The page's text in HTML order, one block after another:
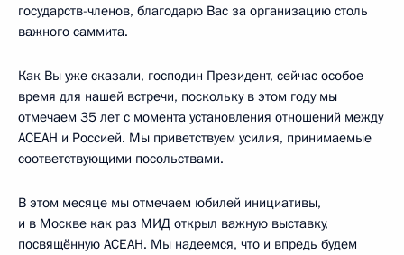
государств-членов, благодарю Вас за организацию столь
важного саммита.
Как Вы уже сказали, господин Президент, сейчас особое
время для нашей встречи, поскольку в этом году мы
отмечаем 35 лет с момента установления отношений между
АСЕАН и Россией. Мы приветствуем усилия, принимаемые
соответствующими посольствами.
В этом месяце мы отмечаем юбилей инициативы,
и в Москве как раз МИД открыл важную выставку,
посвящённую АСЕАН. Мы надеемся, что и впредь будем